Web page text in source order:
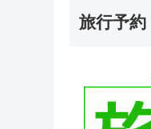
旅行予約